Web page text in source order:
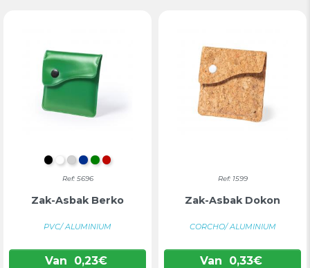
ZWART
WITZILVER
BLAUW
GROEN
ROOD
Ref: 5696
Zak-Asbak Berko
PVC/ ALUMINIUM
Van 0,23€
Ref: 1599
Zak-Asbak Dokon
CORCHO/ ALUMINIUM
Van 0,33€